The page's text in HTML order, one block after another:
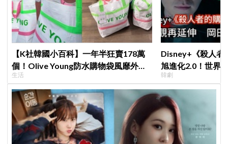
【K社韓國小百科】一年半狂賣178萬
個！Olive Young防水購物袋風靡外國
遊客，機場「人手一個」成新奇景
生活
Disney+《殺人者
旭進化2.0！世界
登場竟殺了「他」
韓劇